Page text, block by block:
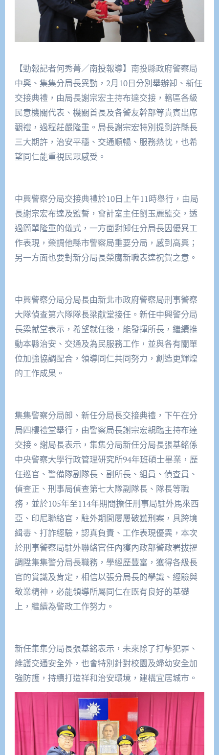
【勁報記者何秀菁／南投報導】南投縣政府警察局
中興、集集分局長異動，2月10日分別舉辦卸、新任
交接典禮，由局長謝宗宏主持布達交接，轄區各級
民意機關代表、機關首長及各警友幹部等貴賓出席
觀禮，過程莊嚴隆重。局長謝宗宏特別提到許縣長
三大期許，治安平穩、交通順暢、服務熱忱，也希
望同仁能重視民眾感受。
中興警察分局交接典禮於10日上午11時舉行，由局
長謝宗宏布達及監誓，會計室主任劉玉麗監交，透
過簡單隆重的儀式，一方面對卸任分局長因優異工
作表現，榮調他縣市警察局重要分局，感到高興；
另一方面也要對新分局長榮膺新職表達祝賀之意。
中興警察分局分局長由新北市政府警察局刑事警察
大隊偵查第六隊隊長梁献堂接任。新任中興警分局
長梁献堂表示，希望就任後，能發揮所長，繼續推
動本縣治安、交通及為民服務工作，並與各有關單
位加強協調配合，領導同仁共同努力，創造更輝煌
的工作成果。
集集警察分局卸、新任分局長交接典禮，下午在分
局四樓禮堂舉行，由警察局長謝宗宏親臨主持布達
交接。謝局長表示，集集分局新任分局長張基銘係
中央警察大學行政管理研究所94年班碩士畢業，歷
任巡官、警備隊副隊長、副所長、組員、偵查員、
偵查正、刑事局偵查第七大隊副隊長、隊長等職
務，並於105年至114年期間擔任刑事局駐外馬來西
亞、印尼聯絡官，駐外期間屢屢破獲刑案，具跨境
緝毒、打詐經驗，認真負責、工作表現優異，本次
於刑事警察局駐外聯絡官任內獲內政部警政署拔擢
調陞集集警分局長職務，學經歷豐富，獲得各級長
官的賞識及肯定，相信以張分局長的學識、經驗與
敬業精神，必能領導所屬同仁在既有良好的基礎
上，繼續為警政工作努力。
新任集集分局長張基銘表示，未來除了打擊犯罪、
維護交通安全外，也會特別針對校園及婦幼安全加
強防護，持續打造祥和治安環境，建構宜居城市。